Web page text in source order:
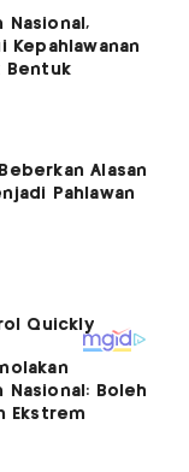
Nasional,
Kepahlawanan
Bentuk
Alasan
Pahlawan
Nasional: Boleh
Ekstrem